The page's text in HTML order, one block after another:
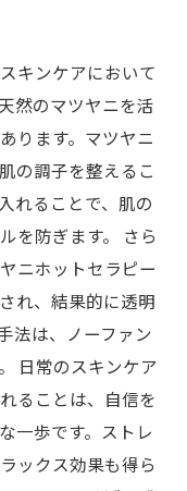
キンケアにおいて
然のマツヤニを活
ります。マツヤニ
の調子を整えるこ
れることで、肌の
を防ぎます。 さら
ニホットセラピー
れ、結果的に透明
法は、ノーファン
日常のスキンケア
ることは、自信を
一歩です。ストレ
ックス効果も得ら